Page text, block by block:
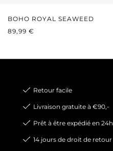
BOHO ROYAL SEAWEED
PRIX RÉGULIER :
89,99 €
Retour facile
Livraison gratuite à €90,-
Prêt à être expédié en 24h
14 jours de droit de retour